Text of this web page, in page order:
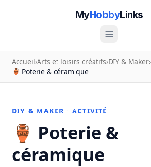
MyHobbyLinks
Accueil›Arts et loisirs créatifs›DIY & Maker›
🏺 Poterie & céramique
DIY & MAKER · ACTIVITÉ
🏺 Poterie &
céramique